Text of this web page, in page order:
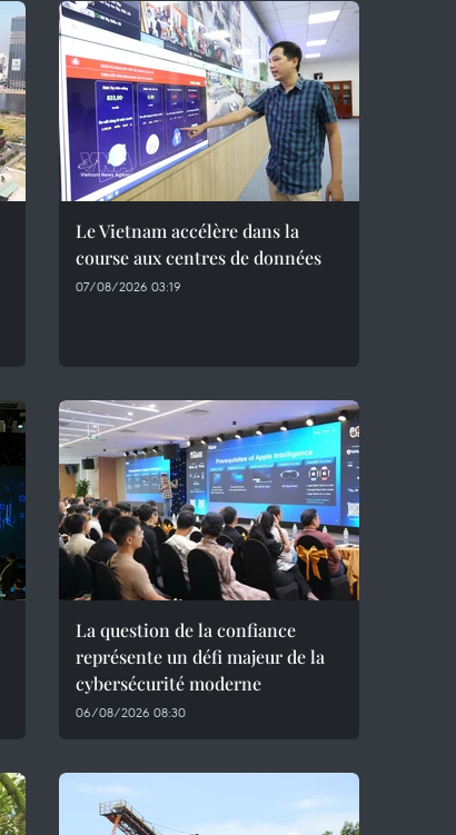
Le Vietnam accélère dans la
course aux centres de données
07/08/2026 03:19
La question de la confiance
représente un défi majeur de la
cybersécurité moderne
06/08/2026 08:30